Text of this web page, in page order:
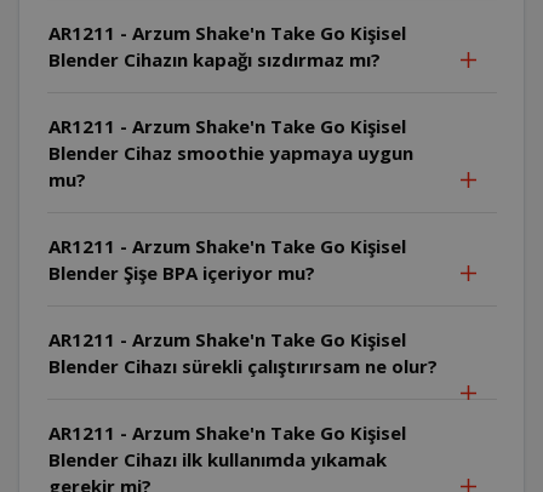
AR1211 - Arzum Shake'n Take Go Kişisel
Blender Cihazın kapağı sızdırmaz mı?
AR1211 - Arzum Shake'n Take Go Kişisel
Blender Cihaz smoothie yapmaya uygun
mu?
AR1211 - Arzum Shake'n Take Go Kişisel
Blender Şişe BPA içeriyor mu?
AR1211 - Arzum Shake'n Take Go Kişisel
Blender Cihazı sürekli çalıştırırsam ne olur?
AR1211 - Arzum Shake'n Take Go Kişisel
Blender Cihazı ilk kullanımda yıkamak
gerekir mi?